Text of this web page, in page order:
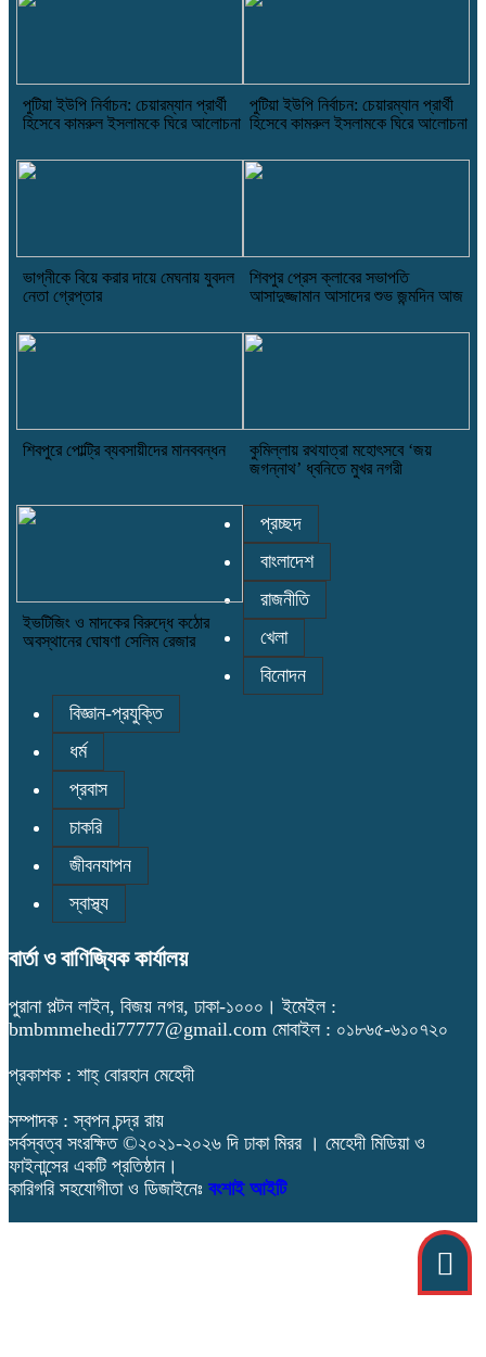
পুটিয়া ইউপি নির্বাচন: চেয়ারম্যান প্রার্থী
হিসেবে কামরুল ইসলামকে ঘিরে আলোচনা
পুটিয়া ইউপি নির্বাচন: চেয়ারম্যান প্রার্থী
হিসেবে কামরুল ইসলামকে ঘিরে আলোচনা
ভাগ্নীকে বিয়ে করার দায়ে মেঘনায় যুবদল
নেতা গ্রেপ্তার
শিবপুর প্রেস ক্লাবের সভাপতি
আসাদুজ্জামান আসাদের শুভ জন্মদিন আজ
শিবপুরে পোল্ট্রি ব্যবসায়ীদের মানববন্ধন
কুমিল্লায় রথযাত্রা মহোৎসবে ‘জয়
জগন্নাথ’ ধ্বনিতে মুখর নগরী
ইভটিজিং ও মাদকের বিরুদ্ধে কঠোর
অবস্থানের ঘোষণা সেলিম রেজার
প্রচ্ছদ
বাংলাদেশ
রাজনীতি
খেলা
বিনোদন
বিজ্ঞান-প্রযুক্তি
ধর্ম
প্রবাস
চাকরি
জীবনযাপন
স্বাস্থ্য
বার্তা ও বাণিজ্যিক কার্যালয়
পুরানা পল্টন লাইন, বিজয় নগর, ঢাকা-১০০০। ইমেইল :
bmbmmehedi77777@gmail.com মোবাইল : ০১৮৬৫-৬১০৭২০
প্রকাশক : শাহ্ বোরহান মেহেদী
সম্পাদক : স্বপন চন্দ্র রায়
সর্বস্বত্ব সংরক্ষিত ©২০২১-২০২৬ দি ঢাকা মিরর । মেহেদী মিডিয়া ও
ফাইনান্সের একটি প্রতিষ্ঠান।
কারিগরি সহযোগীতা ও ডিজাইনেঃ বংশাই আইটি